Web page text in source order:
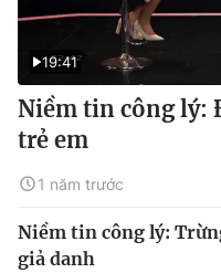
19:41
Niềm tin công lý:
trẻ em
1 năm trước
Niềm tin công lý:
giả danh